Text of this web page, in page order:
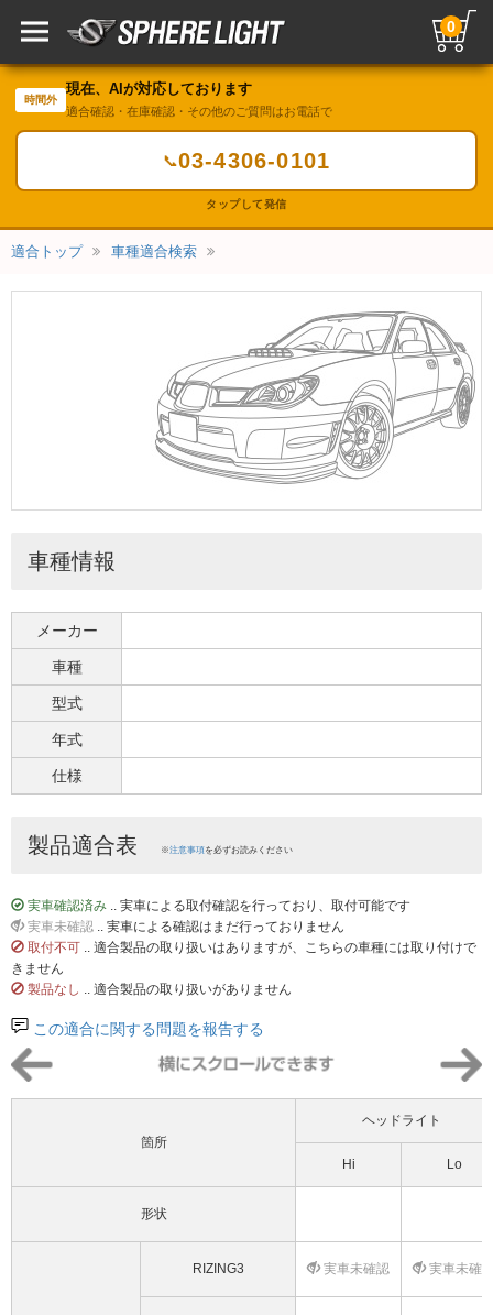
0
時間外
現在、AIが対応しております
適合確認・在庫確認・その他のご質問はお電話で
📞03-4306-0101
タップして発信
適合トップ 車種適合検索
車種情報
メーカー
車種
型式
年式
仕様
製品適合表 ※注意事項を必ずお読みください
実車確認済み .. 実車による取付確認を行っており、取付可能です
実車未確認 .. 実車による確認はまだ行っておりません
取付不可 .. 適合製品の取り扱いはありますが、こちらの車種には取り付けで
きません
製品なし .. 適合製品の取り扱いがありません
この適合に関する問題を報告する
箇所
ヘッドライト
Hi Lo
形状
RIZING3 実車未確認 実車未確